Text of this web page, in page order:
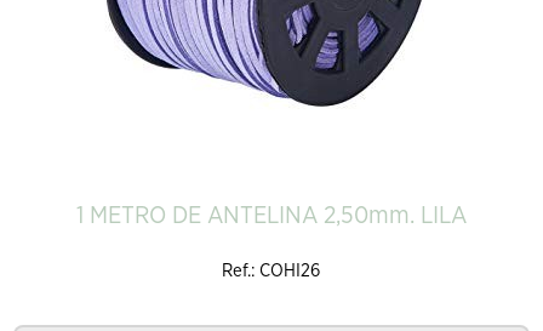
1 METRO DE ANTELINA 2,50mm. LILA
Ref.: COHI26